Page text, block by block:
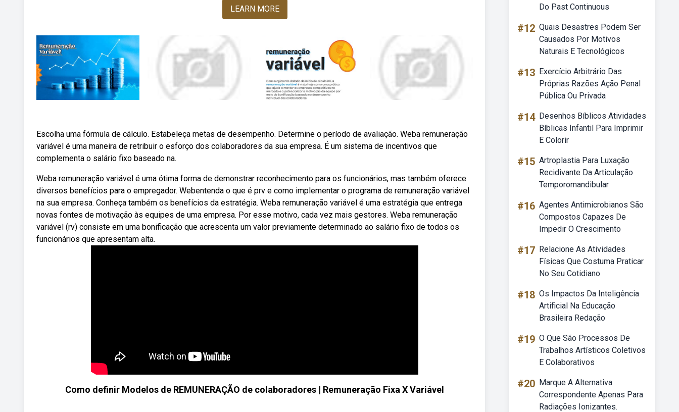
LEARN MORE
Escolha uma fórmula de cálculo. Estabeleça metas de desempenho. Determine o período de avaliação. Weba remuneração
variável é uma maneira de retribuir o esforço dos colaboradores da sua empresa. É um sistema de incentivos que
complementa o salário fixo baseado na.
Weba remuneração variável é uma ótima forma de demonstrar reconhecimento para os funcionários, mas também oferece
diversos benefícios para o empregador. Webentenda o que é prv e como implementar o programa de remuneração variável
na sua empresa. Conheça também os benefícios da estratégia. Weba remuneração variável é uma estratégia que entrega
novas fontes de motivação às equipes de uma empresa. Por esse motivo, cada vez mais gestores. Weba remuneração
variável (rv) consiste em uma bonificação que acrescenta um valor previamente determinado ao salário fixo de todos os
funcionários que apresentam alta.
Como definir Modelos de REMUNERAÇÃO de colaboradores | Remuneração Fixa X Variável
Do Past Continuous
#12 Quais Desastres Podem Ser
Causados Por Motivos
Naturais E Tecnológicos
#13 Exercício Arbitrário Das
Próprias Razões Ação Penal
Pública Ou Privada
#14 Desenhos Bíblicos Atividades
Bíblicas Infantil Para Imprimir
E Colorir
#15 Artroplastia Para Luxação
Recidivante Da Articulação
Temporomandibular
#16 Agentes Antimicrobianos São
Compostos Capazes De
Impedir O Crescimento
#17 Relacione As Atividades
Físicas Que Costuma Praticar
No Seu Cotidiano
#18 Os Impactos Da Inteligência
Artificial Na Educação
Brasileira Redação
#19 O Que São Processos De
Trabalhos Artísticos Coletivos
E Colaborativos
#20 Marque A Alternativa
Correspondente Apenas Para
Radiações Ionizantes.